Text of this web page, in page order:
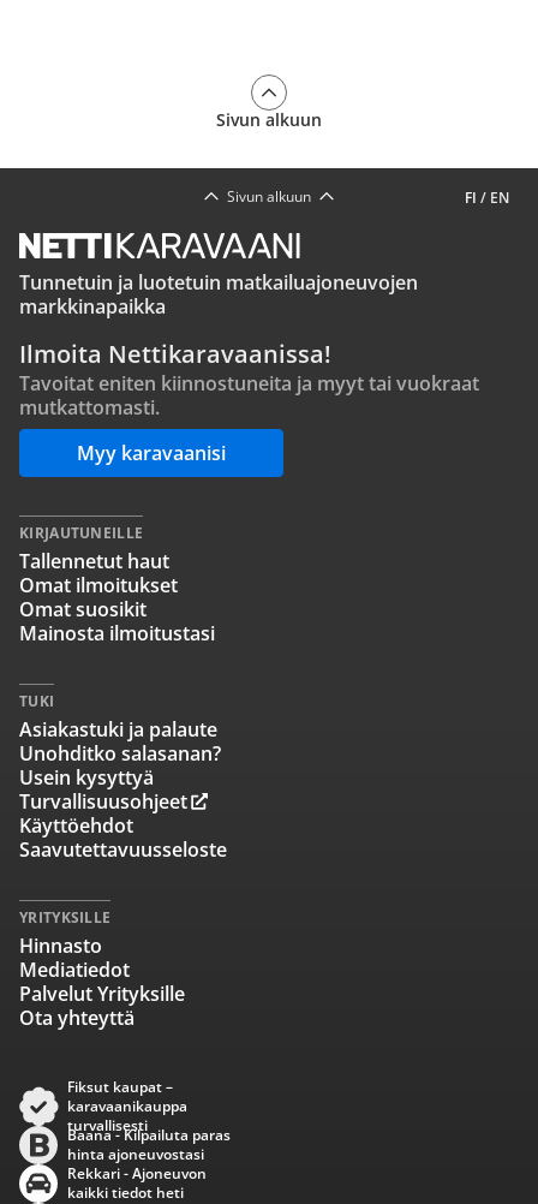
Sivun alkuun
FI / EN
Sivun alkuun
Tunnetuin ja luotetuin matkailuajoneuvojen
markkinapaikka
Ilmoita Nettikaravaanissa!
Tavoitat eniten kiinnostuneita ja myyt tai vuokraat
mutkattomasti.
Myy karavaanisi
KIRJAUTUNEILLE
Tallennetut haut
Omat ilmoitukset
Omat suosikit
Mainosta ilmoitustasi
TUKI
Asiakastuki ja palaute
Unohditko salasanan?
Usein kysyttyä
Turvallisuusohjeet
Käyttöehdot
Saavutettavuusseloste
YRITYKSILLE
Hinnasto
Mediatiedot
Palvelut Yrityksille
Ota yhteyttä
Fiksut kaupat –
karavaanikauppa
turvallisesti
Baana - Kilpailuta paras
hinta ajoneuvostasi
Rekkari - Ajoneuvon
kaikki tiedot heti